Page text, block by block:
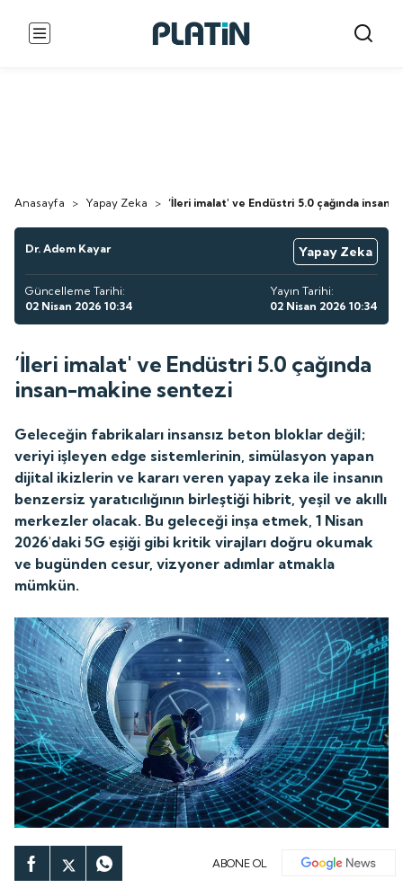
Anasayfa > Yapay Zeka > ‘İleri imalat' ve Endüstri 5.0 çağında
Dr. Adem Kayar Yapay Zeka
Güncelleme Tarihi:
02 Nisan 2026 10:34
Yayın Tarihi:
02 Nisan 2026 10:34
‘İleri imalat' ve Endüstri 5.0 çağında
insan-makine sentezi
Geleceğin fabrikaları insansız beton bloklar değil;
veriyi işleyen edge sistemlerinin, simülasyon yapan
dijital ikizlerin ve kararı veren yapay zeka ile insanın
benzersiz yaratıcılığının birleştiği hibrit, yeşil ve akıllı
merkezler olacak. Bu geleceği inşa etmek, 1 Nisan
2026'daki 5G eşiği gibi kritik virajları doğru okumak
ve bugünden cesur, vizyoner adımlar atmakla
mümkün.
ABONE OL